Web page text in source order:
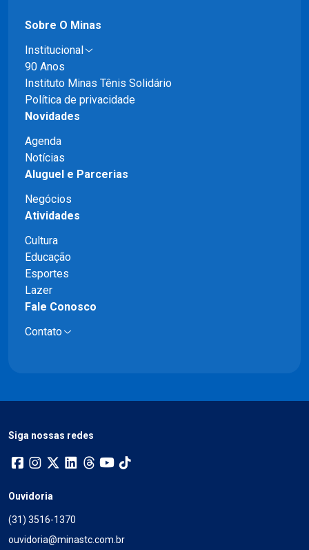
Sobre O Minas
Institucional
90 Anos
Instituto Minas Tênis Solidário
Política de privacidade
Novidades
Agenda
Notícias
Aluguel e Parcerias
Negócios
Atividades
Cultura
Educação
Esportes
Lazer
Fale Conosco
Contato
Siga nossas redes
Ouvidoria
(31) 3516-1370
ouvidoria@minastc.com.br